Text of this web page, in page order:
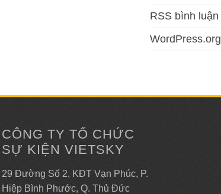
RSS bình luận
WordPress.org
CÔNG TY TỔ CHỨC
SỰ KIỆN VIETSKY
29 Đường Số 2, KĐT Vạn Phúc, P.
Hiệp Bình Phước, Q. Thủ Đức